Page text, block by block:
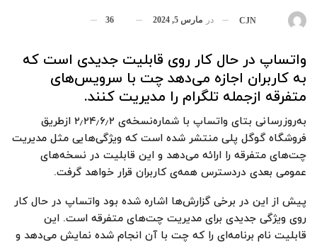
CJN در مارس 5, 2024 36
واتساپ در حال کار روی قابلیت‌ جدیدی است که
به کاربران اجازه می‌دهد چت با سرویس‌های
متفرقه ازجمله تلگرام را مدیریت کنند.
به‌روزرسانی بتای واتساپ با شماره‌‌نسخه‌ی ۲٫۲۴٫۶٫۲ ازطریق
فروشگاه گوگل پلی منتشر شده است که ویژگی‌هایی مثل مدیریت
چت‌های متفرقه را ارائه می‌دهد و این قابلیت در نسخه‌های
عمومی بعدی دردسترس همه‌ی کاربران قرار خواهد گرفت.
پیش‌ از این در برخی گزارش‌ها اشاره شده بود واتساپ در حال کار
روی ویژگی جدیدی برای مدیریت چت‌های متفرقه است. این
قابلیت نام برنامه‌ای را که چت با آن انجام شده نمایش می‌دهد و